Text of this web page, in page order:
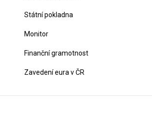
Státní pokladna
Monitor
Finanční gramotnost
Zavedení eura v ČR